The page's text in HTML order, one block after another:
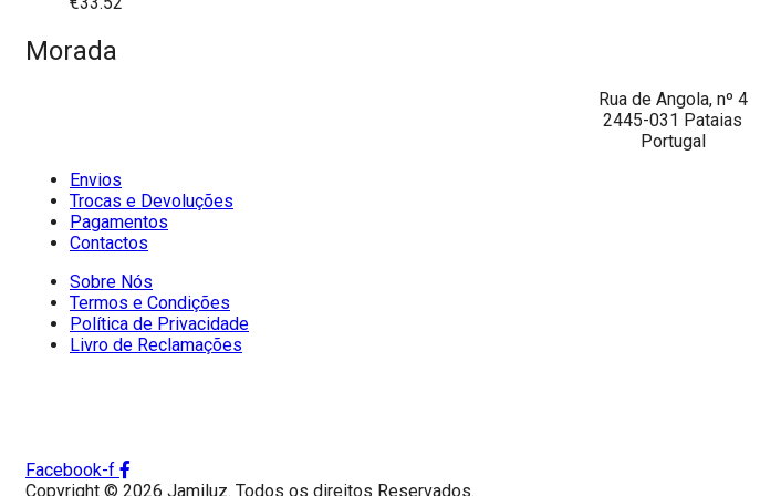
Morada
Rua de Angola, nº 4
2445-031 Pataias
Portugal
Envios
Trocas e Devoluções
Pagamentos
Contactos
Sobre Nós
Termos e Condições
Política de Privacidade
Livro de Reclamações
Facebook-f
Copyright © 2026 Jamiluz. Todos os direitos Reservados.